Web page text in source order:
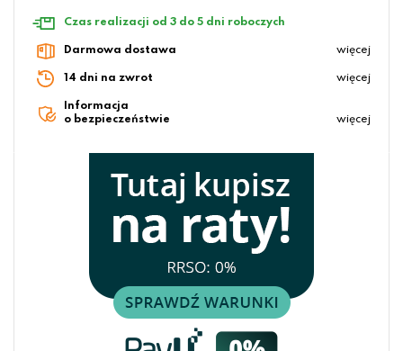
Czas realizacji od 3 do 5 dni roboczych
Darmowa dostawa więcej
14 dni na zwrot więcej
Informacja
o bezpieczeństwie
więcej